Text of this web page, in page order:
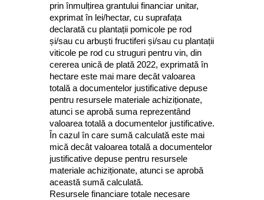
prin înmulțirea grantului financiar unitar,
exprimat în lei/hectar, cu suprafața
declarată cu plantații pomicole pe rod
și/sau cu arbuști fructiferi și/sau cu plantații
viticole pe rod cu struguri pentru vin, din
cererea unică de plată 2022, exprimată în
hectare este mai mare decât valoarea
totală a documentelor justificative depuse
pentru resursele materiale achiziționate,
atunci se aprobă suma reprezentând
valoarea totală a documentelor justificative.
În cazul în care sumă calculată este mai
mică decât valoarea totală a documentelor
justificative depuse pentru resursele
materiale achiziționate, atunci se aprobă
această sumă calculată.
Resursele financiare totale necesare